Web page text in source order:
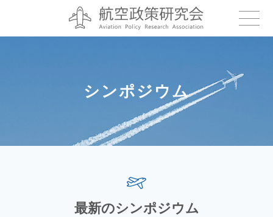
シンポジウム
最新のシンポジウム